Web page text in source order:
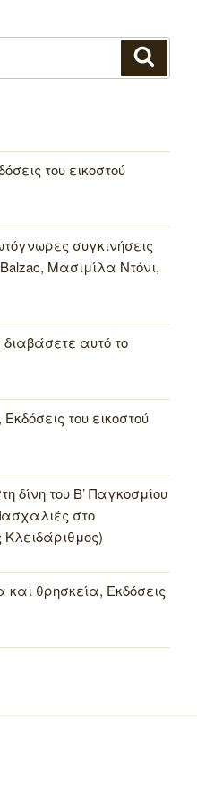
του εικοστού
συγκινήσεις
Μασιμίλα Ντόνι,
διαβάσετε αυτό το
του εικοστού
δίνη του Β’ Παγκοσμίου
στο
και θρησκεία, Εκδόσεις